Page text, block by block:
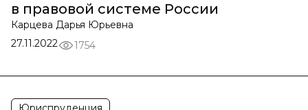
в правовой системе России
Карцева Дарья Юрьевна
27.11.2022
1754